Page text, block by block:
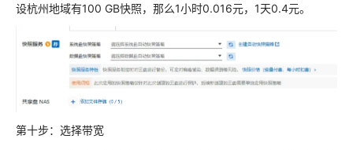
设杭州地域有100 GB快照，那么1小时0.016元，1天0.4元。
第十步：选择带宽